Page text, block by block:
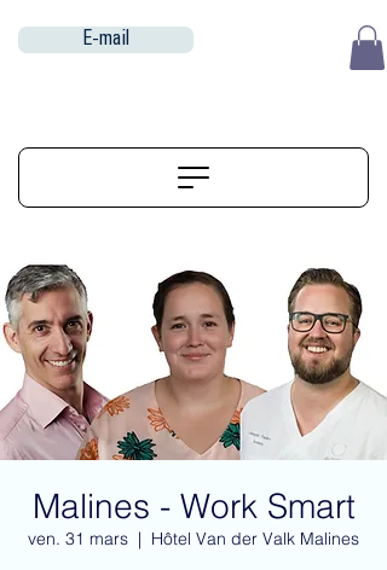
E-mail
Malines - Work Smart
ven. 31 mars
  |
Hôtel Van der Valk Malines